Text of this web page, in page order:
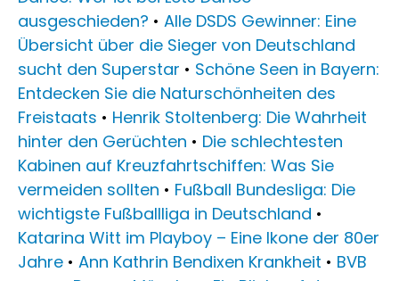
ausgeschieden? • Alle DSDS Gewinner: Eine
Übersicht über die Sieger von Deutschland
sucht den Superstar • Schöne Seen in Bayern:
Entdecken Sie die Naturschönheiten des
Freistaats • Henrik Stoltenberg: Die Wahrheit
hinter den Gerüchten • Die schlechtesten
Kabinen auf Kreuzfahrtschiffen: Was Sie
vermeiden sollten • Fußball Bundesliga: Die
wichtigste Fußballliga in Deutschland •
Katarina Witt im Playboy – Eine Ikone der 80er
Jahre • Ann Kathrin Bendixen Krankheit • BVB